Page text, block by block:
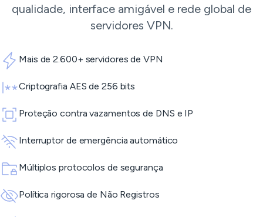
qualidade, interface amigável e rede global de
servidores VPN.
Mais de 2.600+ servidores de VPN
Criptografia AES de 256 bits
Proteção contra vazamentos de DNS e IP
Interruptor de emergência automático
Múltiplos protocolos de segurança
Política rigorosa de Não Registros